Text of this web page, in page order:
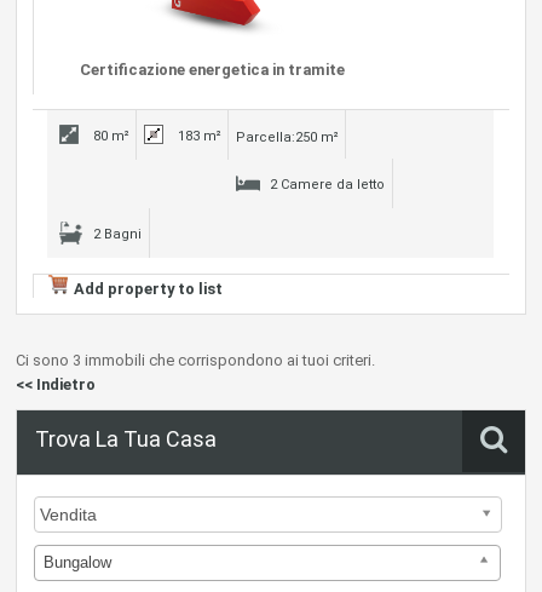
Certificazione energetica in tramite
80 m² 183 m² Parcella:250 m²
2 Camere da letto
2 Bagni
Add property to list
Ci sono 3 immobili che corrispondono ai tuoi criteri.
<< Indietro
Trova La Tua Casa
Bungalow